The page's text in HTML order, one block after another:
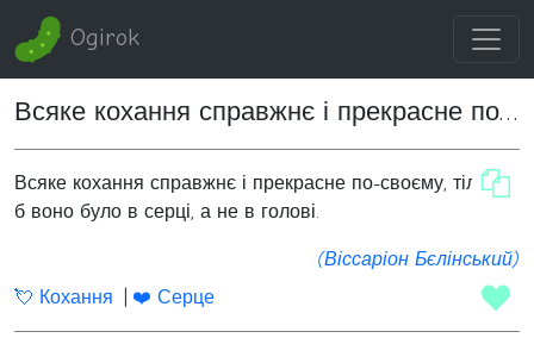
Ogirok
Всяке кохання справжнє і прекрасне по-своєму
Всяке кохання справжнє і прекрасне по-своєму, тільки
б воно було в серці, а не в голові.
(Віссаріон Бєлінський)
💘 Кохання
❤️ Серце